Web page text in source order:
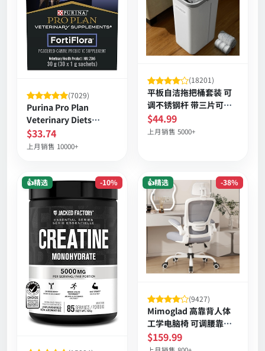
(7029)
Purina Pro Plan
Veterinary Diets
Fortiflora犬用益生菌粉
剂30包装
$33.74
上月销售 10000+
(18201)
平板自洁拖把桶套装 可
调不锈钢杆 带三片可洗
超细纤维
$44.99
上月销售 5000+
-10%
👍精选 -38%
👍精选
(9427)
Mimoglad 高靠背人体
工学电脑椅 可调腰靠带
头枕 折叠扶手 透气网面
强固五金 舒适坐垫
$159.99